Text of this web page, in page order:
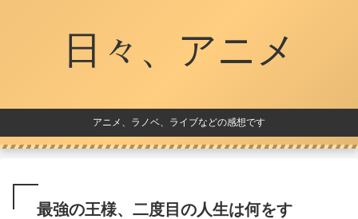
日々、アニメ
アニメ、ラノベ、ライブなどの感想です
最強の王様、二度目の人生は何をす